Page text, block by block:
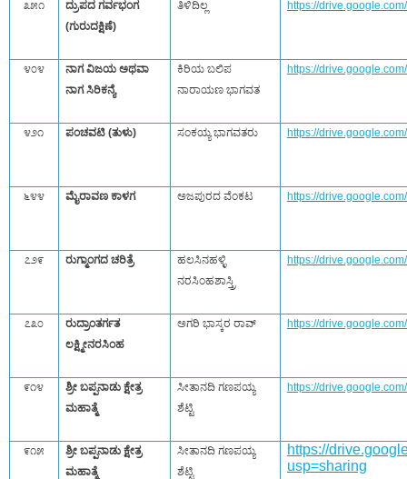
೩೫೧
ದ್ರುಪದ ಗರ್ವಭಂಗ
(ಗುರುದಕ್ಷಿಣೆ)
ತಿಳಿದಿಲ್ಲ https://
೪೦೪
ನಾಗ ವಿಜಯ ಅಥವಾ
ನಾಗ ಸಿರಿಕನ್ಯೆ
ಕಿರಿಯ ಬಲಿಪ
ನಾರಾಯಣ ಭಾಗವತ
https://
೪೨೧ ಪಂಚವಟಿ (ತುಳು) ಸಂಕಯ್ಯ ಭಾಗವತರು https://
೬೪೪ ಮೈರಾವಣ ಕಾಳಗ ಅಜಪುರದ ವೆಂಕಟ https://
೭೨೯ ರುಗ್ಮಾಂಗದ ಚರಿತ್ರೆ
ಹಲಸಿನಹಳ್ಳಿ
ನರಸಿಂಹಶಾಸ್ತ್ರಿ
https://
೭೩೦
ರುದ್ರಾಂತರ್ಗತ
ಲಕ್ಷ್ಮೀನರಸಿಂಹ
ಅಗರಿ ಭಾಸ್ಕರ ರಾವ್ https://
೯೧೪
ಶ್ರೀ ಬಪ್ಪನಾಡು ಕ್ಷೇತ್ರ
ಮಹಾತ್ಮೆ
ಸೀತಾನದಿ ಗಣಪಯ್ಯ
ಶೆಟ್ಟಿ
https://
೯೧೫
ಶ್ರೀ ಬಪ್ಪನಾಡು ಕ್ಷೇತ್ರ
ಮಹಾತ್ಮೆ
ಸೀತಾನದಿ ಗಣಪಯ್ಯ
ಶೆಟ್ಟಿ
https://
usp=sharing